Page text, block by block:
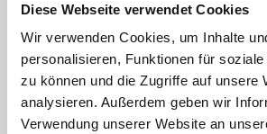
Diese Webseite verwendet Cookies
Wir verwenden Cookies, um Inhalte
personalisieren, Funktionen für
zu können und die Zugriffe auf unsere
analysieren. Außerdem geben wir
Verwendung unserer Website an